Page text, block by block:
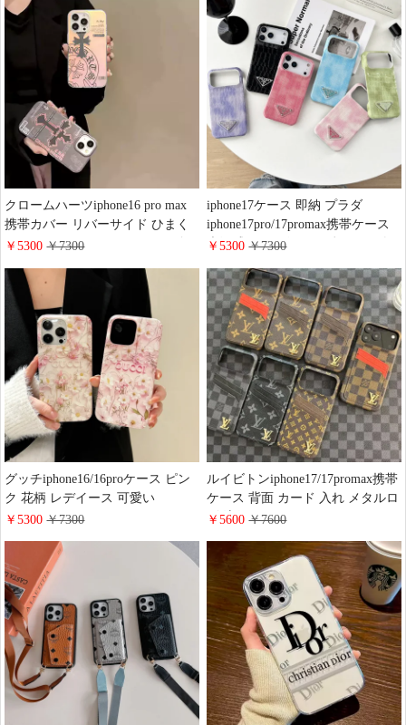
レンズ保護 ブランド スマホケー
ス ペア アイフォン15pro/14ケース
大人 可愛い 全面保護
iphone各種サイズ対応スマホカバ
ー シンプル ファッション
クロームハーツiphone16 pro max
携帯カバー リバーサイド ひまく
iphone16pro/16plusケース IMD 全
15pro/14promaxスマホケース ペア
男 女 可愛い
￥5300￥7300
iphone17ケース 即納 プラダ
iphone17pro/17promax携帯ケース
光沢感 PUレザー ワニ柄 レンダリ
iphone16pro/15plusケース 薄型軽量
耐衝撃 口コミ 通販 Galaxy
S25/S24/S23カバー レデイース ブ
ランド 人気
￥5300￥7300
グッチiphone16/16proケース ピン
ク 花柄 レデイース 可愛い
iphone15pro/14promaxスマホケー
ー S25/S24/S23ケース 軽い 薄型
耐衝撃
￥5300￥7300
ルイビトンiphone17/17promax携帯
ケース 背面 カード 入れ メタルロ
ゴ 流行り LV
カード収納 キルティングレザー
ブランド風 iPhone15/14 proケース
モノグラム ダミエ 大人可愛い
￥5600￥7600